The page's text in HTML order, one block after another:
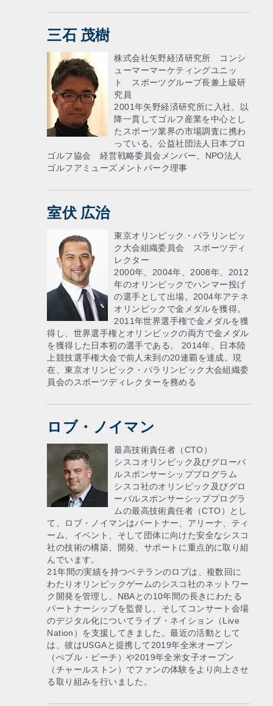
三石 茂樹
株式会社矢野経済研究所 コンシ
ューマーマーケティングユニッ
ト スポーツグループ長兼上級研
究員
2001年矢野経済研究所に入社、以
降一貫してゴルフ産業を中心とし
たスポーツ業界の市場調査に携わ
っている。公益社団法人日本プロ
ゴルフ協会 経営戦略委員会メンバー、NPO法人
ゴルフアミューズメントパーク理事
室伏 広治
東京オリンピック・パラリンピッ
ク大会組織委員会 スポーツディ
レクター
2000年、2004年、2008年、2012
年のオリンピックでハンマー投げ
の選手として出場。2004年アテネ
オリンピックで金メダルを獲得。
2011年世界選手権で金メダルを獲
得し、世界選手権とオリンピックの両方で金メダル
を獲得した日本初の選手である。 2014年、日本陸
上競技選手権大会で前人未到の20連覇を達成。現
在、東京オリンピック・パラリンピック大会組織委
員会のスポーツディレクターを務める
ロブ・ノイマン
最高技術責任者（CTO）
シスコオリンピック及びグローバ
ルスポンサーシッププログラム
シスコ社のオリンピック及びグロ
ーバルスポンサーシッププログラ
ムの最高技術責任者（CTO）とし
て、ロブ・ノイマンはパートナー、アリーナ、ティ
ーム、イベント、そして団体に向けた安全なシスコ
社の技術の構築、開発、サポートに重点的に取り組
んでいます。
21年間の実績を持つベテランのロブは、複数回に
わたりオリンピックゲームのシスコ社のネットワー
ク開発を管理し、NBAとの10年間の長きにわたる
パートナーシップを監督し、そしてコンサート会場
のデジタル化についてライブ・ネイション（Live
Nation）を支援してきました。最近の活動として
は、彼はUSGAと提携して2019年全米オープン
（ぺブル・ビーチ）や2019年全米女子オープン
（チャールストン）でファンの体験をより向上させ
る取り組みを行いました。